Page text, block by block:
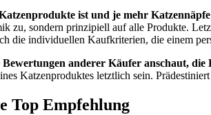
ist und je mehr
zu, sondern prinzipiell auf alle Produkte.
die individuellen Kaufkriterien, die einem
Bewertungen anderer Käufer anschaut,
Katzenproduktes letztlich sein.
Top Empfehlung